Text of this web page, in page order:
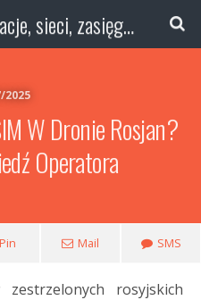
gsm.biz.pl - informacje, sieci, zasięg technologie
2025
W Dronie Rosjan?
Operatora
Pin Mail SMS
rosyjskich